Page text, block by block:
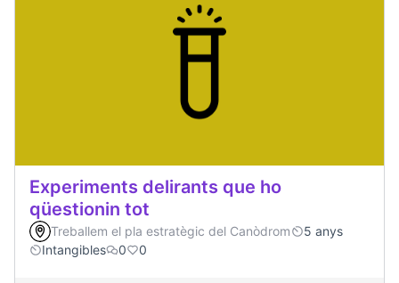
Experiments delirants que ho
qüestionin tot
Treballem el pla estratègic del Canòdrom
5 anys
Intangibles
0 0